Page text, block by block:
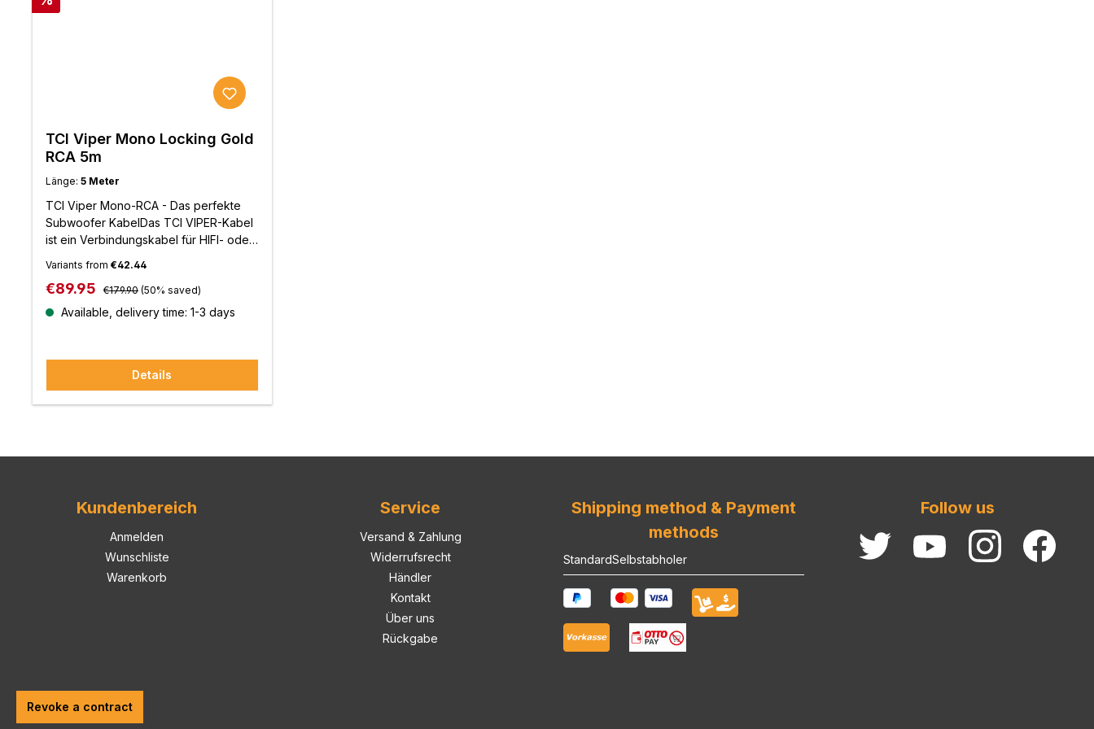
TCI Viper Mono Locking Gold
RCA 5m
Länge: 5 Meter
TCI Viper Mono-RCA - Das perfekte
Subwoofer KabelDas TCI VIPER-Kabel
ist ein Verbindungskabel für HIFI- oder
Isolierungen aus PC-OFC-
Legierungen.Durch diesen aufwendige
Dynamik sowie der verbesserten
Abbildung des Klangbühne können
noch mehr Details und klare Töne
wahrgenommen werden. Das TCI Viper
Variants from €42.44
Sale price:
€89.95 Regular price:
€179.90 (50% saved)
Available, delivery time: 1-3 days
Details
Kundenbereich
Anmelden
Wunschliste
Warenkorb
Service
Versand & Zahlung
Widerrufsrecht
Händler
Kontakt
Über uns
Rückgabe
Shipping method & Payment
methods
StandardSelbstabholer
Follow us
Revoke a contract